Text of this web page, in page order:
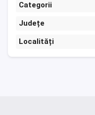
Categorii
Județe
Localități